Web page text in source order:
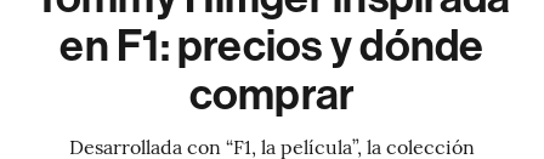
en F1: precios y dónde
comprar
Desarrollada con “F1, la película”, la colección